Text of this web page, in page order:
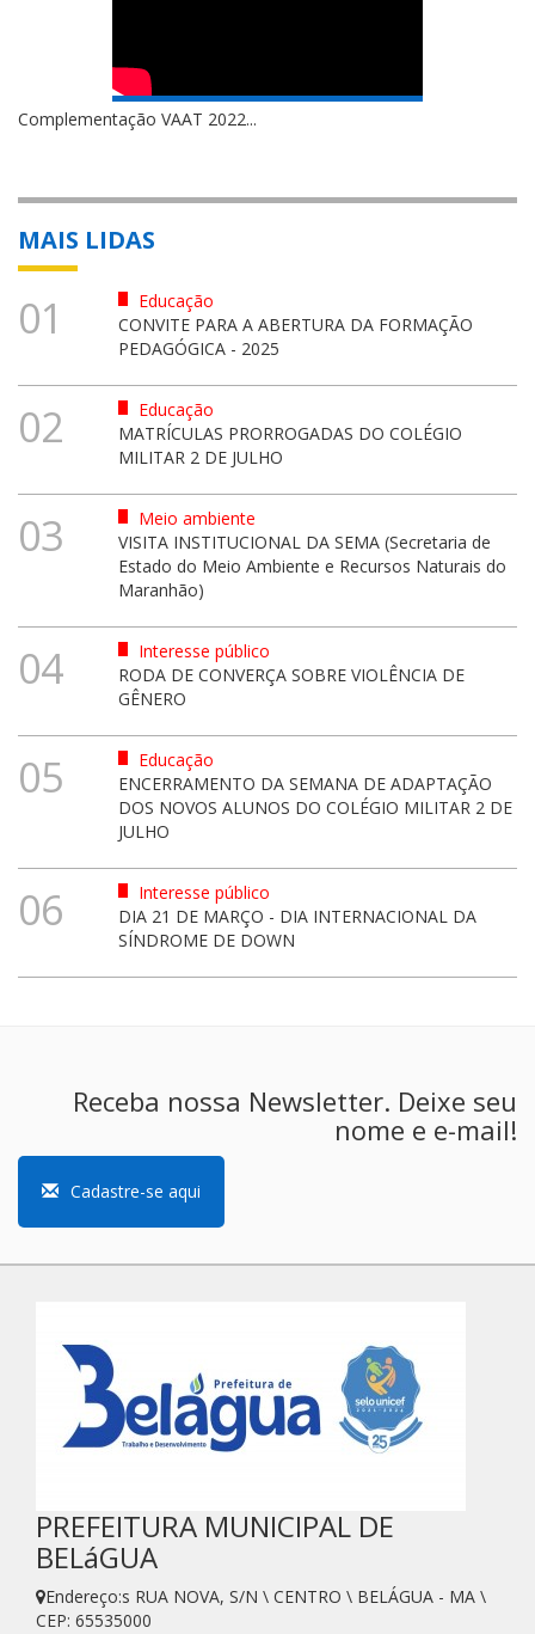
Complementação VAAT 2022...
MAIS LIDAS
01
Educação
CONVITE PARA A ABERTURA DA FORMAÇÃO
PEDAGÓGICA - 2025
02
Educação
MATRÍCULAS PRORROGADAS DO COLÉGIO
MILITAR 2 DE JULHO
03
Meio ambiente
VISITA INSTITUCIONAL DA SEMA (Secretaria de
Estado do Meio Ambiente e Recursos Naturais do
Maranhão)
04
Interesse público
RODA DE CONVERÇA SOBRE VIOLÊNCIA DE
GÊNERO
05
Educação
ENCERRAMENTO DA SEMANA DE ADAPTAÇÃO
DOS NOVOS ALUNOS DO COLÉGIO MILITAR 2 DE
JULHO
06
Interesse público
DIA 21 DE MARÇO - DIA INTERNACIONAL DA
SÍNDROME DE DOWN
Receba nossa Newsletter. Deixe seu
nome e e-mail!
Cadastre-se aqui
PREFEITURA MUNICIPAL DE
BELáGUA
Endereço:s RUA NOVA, S/N \ CENTRO \ BELÁGUA - MA \
CEP: 65535000